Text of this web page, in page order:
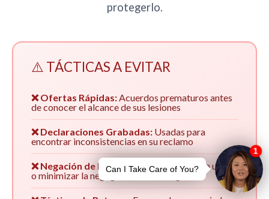
protegerlo.
⚠️ TÁCTICAS A EVITAR
❌ Ofertas Rápidas:Acuerdos prematuros antes
de conocer el alcance de sus lesiones
❌ Declaraciones Grabadas: Usadas para
encontrar inconsistencias en su reclamo
❌ Negación de Responsabilidad:Culpar a usted
o minimizar la negligencia de su asegurado